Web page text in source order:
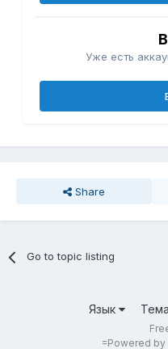
Уже есть
Share
Go to topic listing
Язык Тема
=Powered by